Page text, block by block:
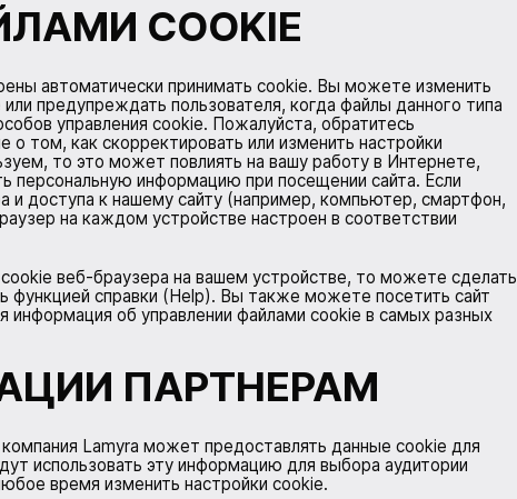
COOKIE
автоматически принимать cookie. Вы можете изменить
предупреждать пользователя, когда файлы данного типа
управления cookie. Пожалуйста, обратитесь
о том, как скорректировать или изменить настройки
то это может повлиять на вашу работу в Интернете,
персональную информацию при посещении сайта. Если
и доступа к нашему сайту (например, компьютер, смартфон,
на каждом устройстве настроен в соответствии
веб-браузера на вашем устройстве, то можете сделать
функцией справки (Help). Вы также можете посетить сайт
информация об управлении файлами cookie в самых разных
ПАРТНЕРАМ
Lamyra может предоставлять данные cookie для
использовать эту информацию для выбора аудитории
время изменить настройки cookie.